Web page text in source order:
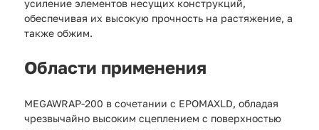
усиление элементов несущих конструкций,
обеспечивая их высокую прочность на растяжение, а
также обжим.
Области применения
MEGAWRAP-200 в сочетании с EPOMAXLD, обладая
чрезвычайно высоким сцеплением с поверхностью